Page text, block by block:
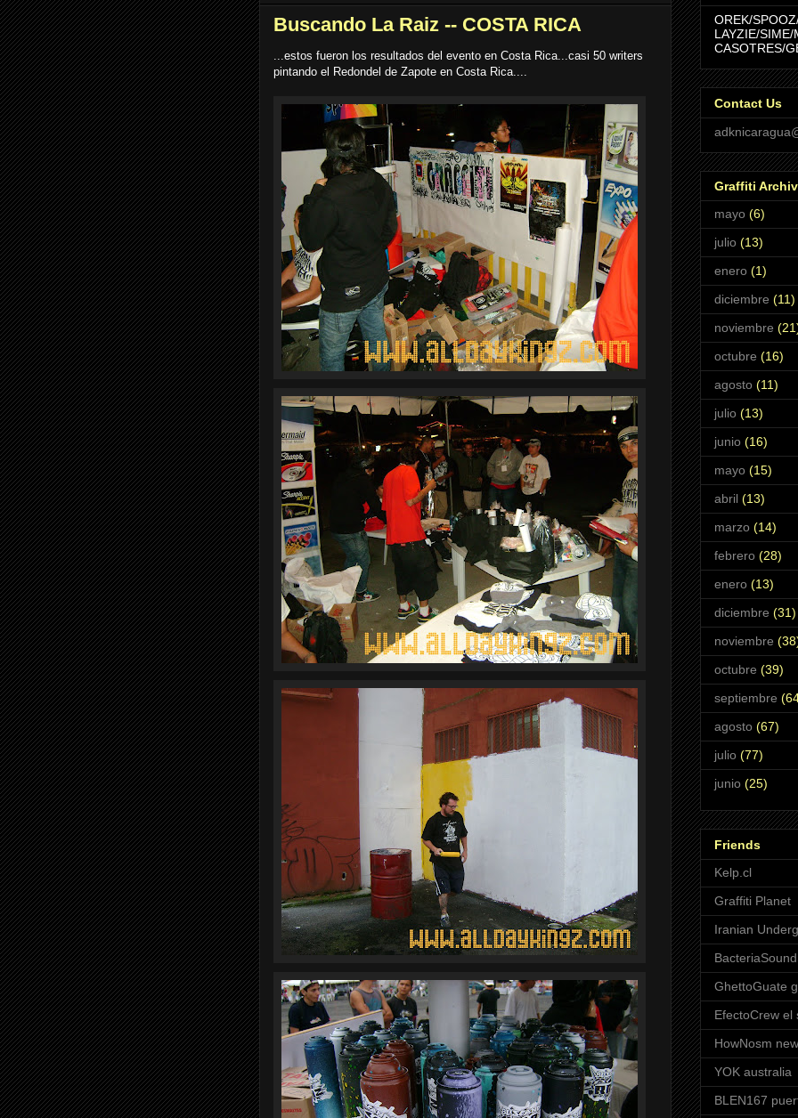
Buscando La Raiz -- COSTA RICA
...estos fueron los resultados del evento en Costa Rica...casi 50 writers
pintando el Redondel de Zapote en Costa Rica....
OREK/
LAYZIE/SIME/
CASOTRES/
Contact Us
Graffiti
mayo (6)
julio (13)
enero (1)
diciembre (11)
noviembre
octubre (16)
agosto (11)
julio (13)
junio (16)
mayo (15)
abril (13)
marzo (14)
febrero (28)
enero (13)
diciembre (31)
noviembre
octubre (39)
septiembre
agosto (67)
julio (77)
junio (25)
Friends
Kelp.cl
Graffiti Planet
Iranian
GhettoGuate
EfectoCrew el
HowNosm
YOK australia
BLEN167